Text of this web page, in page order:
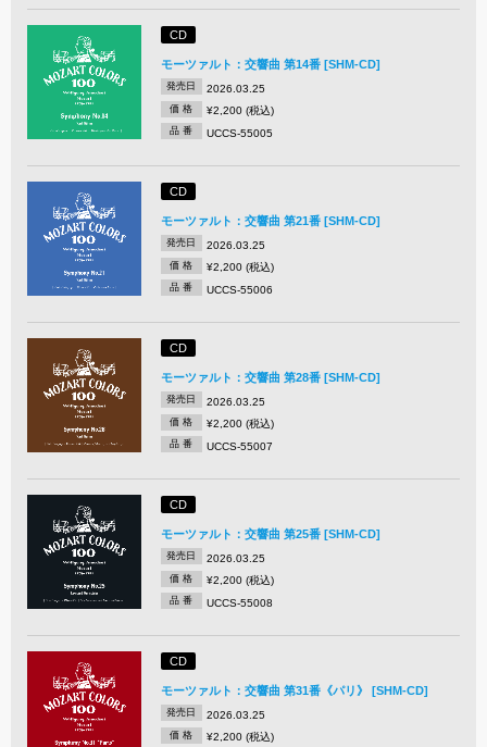
CD
モーツァルト：交響曲 第14番 [SHM-CD]
発売日 2026.03.25
価 格 ¥2,200 (税込)
品 番 UCCS-55005
CD
モーツァルト：交響曲 第21番 [SHM-CD]
発売日 2026.03.25
価 格 ¥2,200 (税込)
品 番 UCCS-55006
CD
モーツァルト：交響曲 第28番 [SHM-CD]
発売日 2026.03.25
価 格 ¥2,200 (税込)
品 番 UCCS-55007
CD
モーツァルト：交響曲 第25番 [SHM-CD]
発売日 2026.03.25
価 格 ¥2,200 (税込)
品 番 UCCS-55008
CD
モーツァルト：交響曲 第31番《パリ》 [SHM-CD]
発売日 2026.03.25
価 格 ¥2,200 (税込)